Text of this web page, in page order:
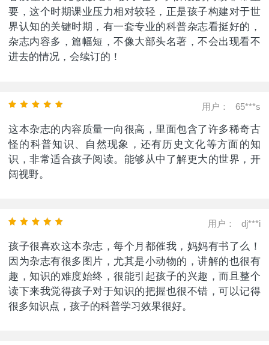
要，这个时期课业压力相对较轻，正是孩子构建对于世
界认知的关键时期，有一套专业的科普杂志看挺好的，
杂志内容多，篇幅短，不像大部头名著，不会出现看不
进去的情况，会续订的！
用户： 65***s
这本杂志的内容质量一向很高，里面包含了许多稀奇古
怪的科普知识、自然现象，还有历史文化等方面的知
识，非常适合孩子阅读。能够从中了解更大的世界，开
阔视野。
用户： dj***i
孩子很喜欢这本杂志，每个月都催我，妈妈有书了么！
因为杂志有很多图片，尤其是小动物的，讲解的也很有
趣，知识的难度始终，很能引起孩子的兴趣，而且整个
读下来我觉得孩子对于知识的把握也很不错，可以记得
很多知识点，孩子的科普学习效果很好。